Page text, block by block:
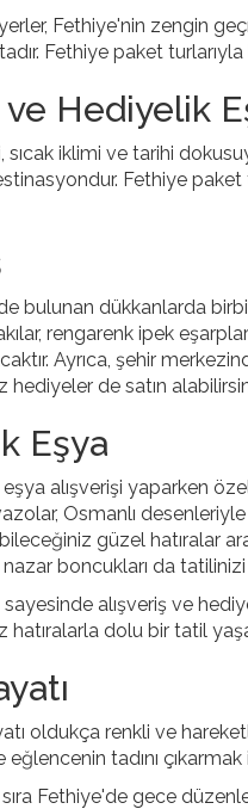
Fethiye'nin zengin
Fethiye paket
ve Hediyelik
sıcak iklimi ve tarihi
Fethiye
bulunan dükkanlarda
rengarenk ipek
Ayrıca, şehir
de satın
Eşya
alışverişi yaparken
Osmanlı
güzel hatıralar
boncukları da
alışveriş ve
hatıralarla dolu bir tatil
oldukça renkli ve
eğlencenin tadını
sıra Fethiye'de gece